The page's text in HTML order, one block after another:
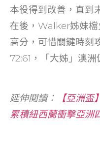
本役得到改善，直到
在後，Walker姊妹
高分，可惜關鍵時刻
72:61，「大姊」澳
延伸閱讀：
【亞洲
累積紐西蘭衝擊亞洲